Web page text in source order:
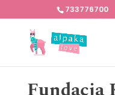
733776700